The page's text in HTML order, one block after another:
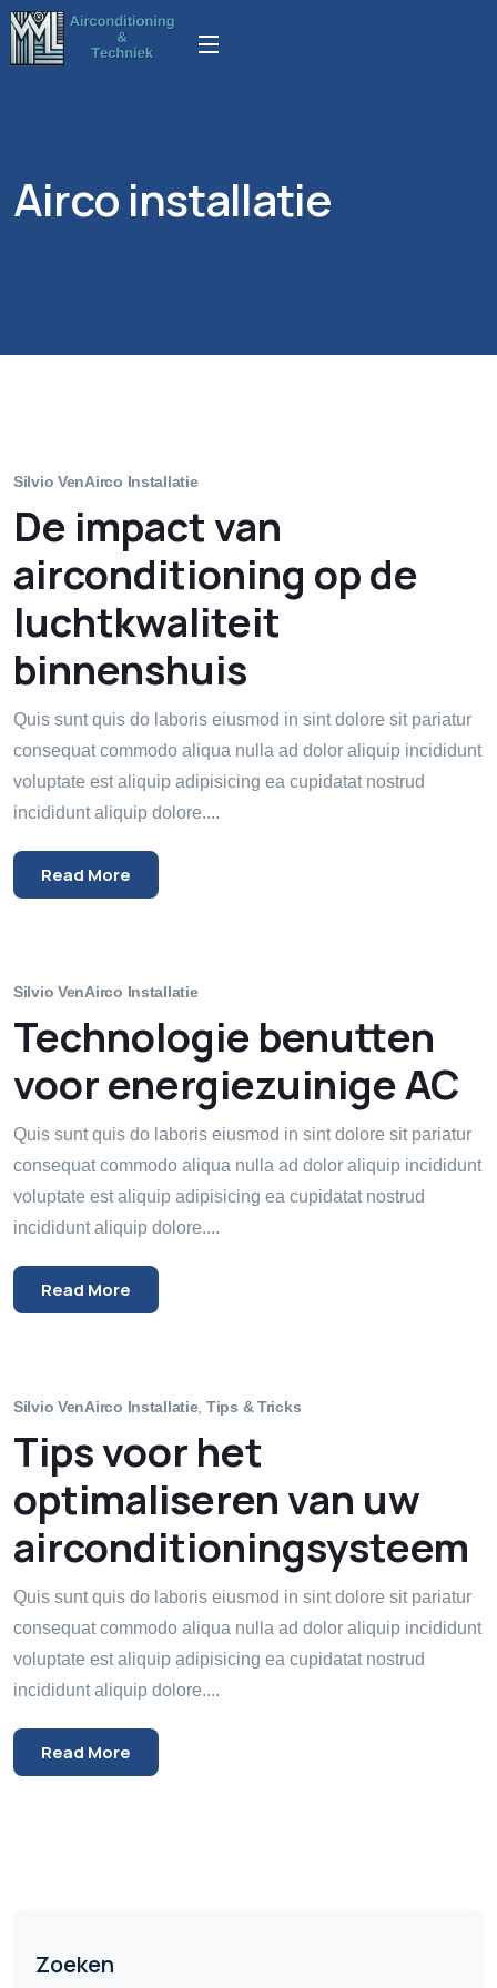
Airco installatie
Silvio VenAirco Installatie
De impact van
airconditioning op de
luchtkwaliteit
binnenshuis
Quis sunt quis do laboris eiusmod in sint dolore sit pariatur
consequat commodo aliqua nulla ad dolor aliquip incididunt
voluptate est aliquip adipisicing ea cupidatat nostrud
incididunt aliquip dolore....
Read More
Silvio VenAirco Installatie
Technologie benutten
voor energiezuinige AC
Quis sunt quis do laboris eiusmod in sint dolore sit pariatur
consequat commodo aliqua nulla ad dolor aliquip incididunt
voluptate est aliquip adipisicing ea cupidatat nostrud
incididunt aliquip dolore....
Read More
Silvio VenAirco Installatie, Tips & Tricks
Tips voor het
optimaliseren van uw
airconditioningsysteem
Quis sunt quis do laboris eiusmod in sint dolore sit pariatur
consequat commodo aliqua nulla ad dolor aliquip incididunt
voluptate est aliquip adipisicing ea cupidatat nostrud
incididunt aliquip dolore....
Read More
Zoeken